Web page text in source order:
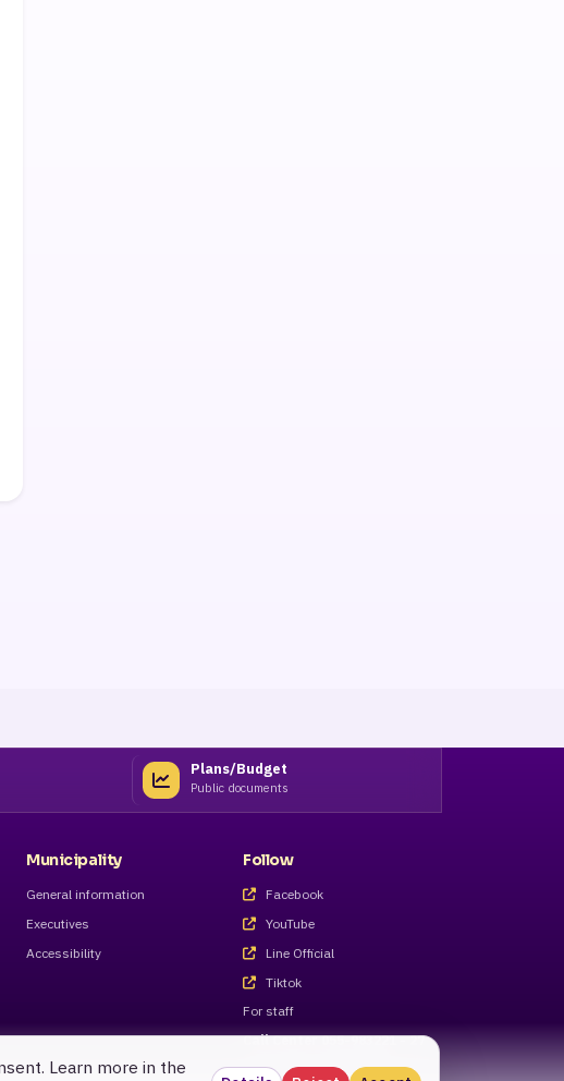
Plans/Budget
Public documents
Municipality
General information
Executives
Accessibility
Follow
Facebook
YouTube
Line Official
Tiktok
For staff
Call Center 055-983221 - 27
Learn more in the